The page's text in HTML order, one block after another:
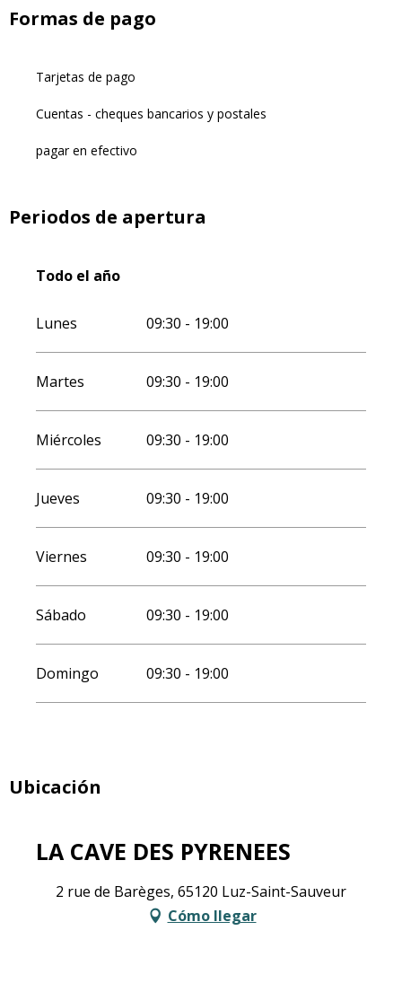
Formas de pago
Tarjetas de pago
Cuentas - cheques bancarios y postales
pagar en efectivo
Periodos de apertura
Todo el año
Todo el año
Lunes 09:30 - 19:00
Martes 09:30 - 19:00
Miércoles 09:30 - 19:00
Jueves 09:30 - 19:00
Viernes 09:30 - 19:00
Sábado 09:30 - 19:00
Domingo 09:30 - 19:00
Ubicación
LA CAVE DES PYRENEES
2 rue de Barèges, 65120 Luz-Saint-Sauveur
Cómo llegar